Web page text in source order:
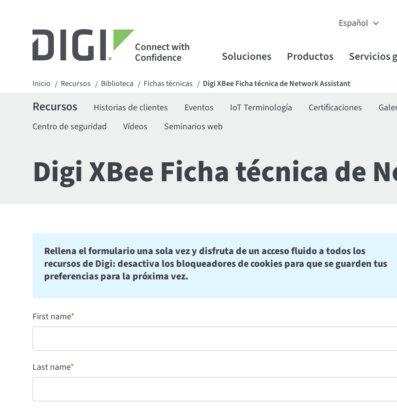
Connect with
Confidence Soluciones Productos Servicios
Inicio / Recursos / Biblioteca / Fichas técnicas / Digi XBee Ficha técnica de Network Assistant
Recursos Historias de clientes Eventos IoT Terminología Certificaciones
Centro de seguridad
Vídeos Seminarios web
Digi XBee Ficha técnica de
Rellena el formulario una sola vez y disfruta de un acceso fluido a todos los
recursos de Digi: desactiva los bloqueadores de cookies para que se guarden tus
preferencias para la próxima vez.
First name*
Last name*